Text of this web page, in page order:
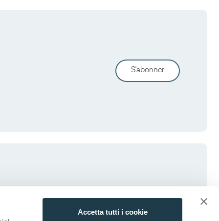
Accetta tutti i cookie
S'abonner